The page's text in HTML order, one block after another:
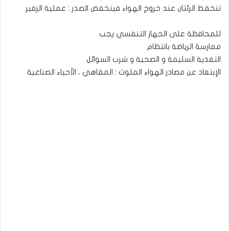
تنخفظ الرئتان عند خروج الهواء فينخفض الصدر : عملية الزفير
للمحافظة على الجهاز التنفسي يجب
ممارسة الرياضة بانتظام
التغذية السليمة و الصحية و شرب السوائل
الإبتعاد عن مصادر الهواء الملوث : المقاهي ، الأحياء الصناعية